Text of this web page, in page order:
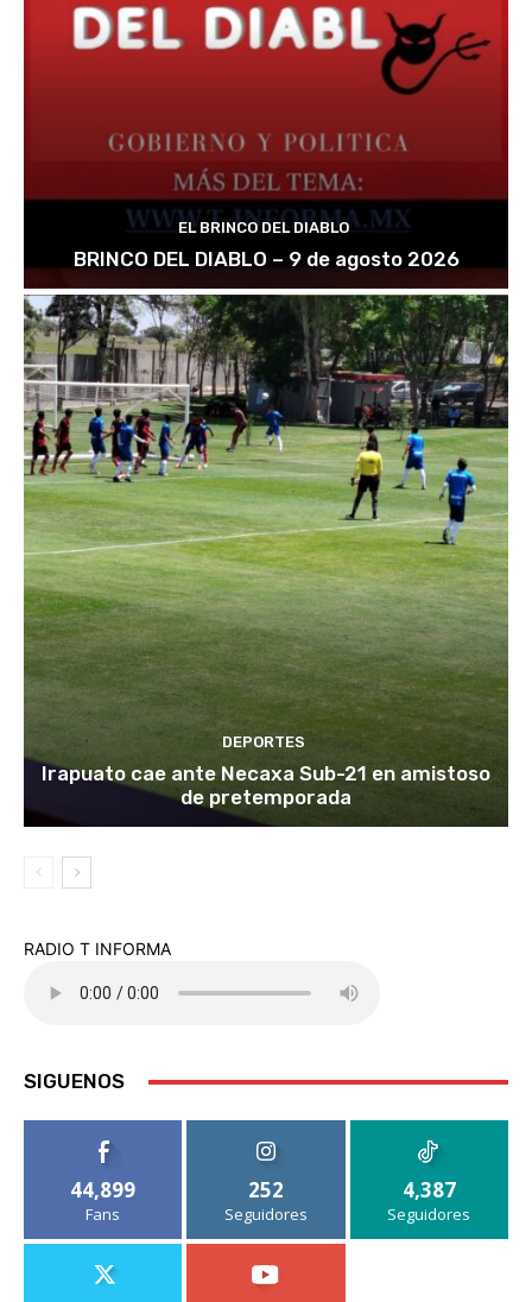
EL BRINCO DEL DIABLO
BRINCO DEL DIABLO – 9 de agosto 2026
DEPORTES
Irapuato cae ante Necaxa Sub-21 en amistoso
de pretemporada
RADIO T INFORMA
SIGUENOS
44,899
Fans
252
Seguidores
4,387
Seguidores